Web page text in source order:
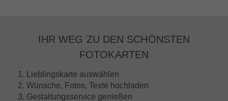
IHR WEG ZU DEN SCHÖNSTEN
FOTOKARTEN
1. Lieblingskarte auswählen
2. Wünsche, Fotos, Texte hochladen
3. Gestaltungsservice genießen